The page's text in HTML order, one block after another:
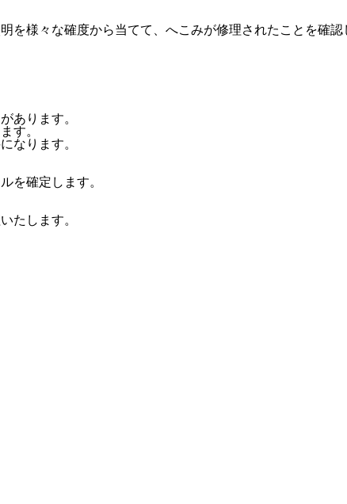
を様々な確度から当てて、へこみが修理されたことを確認
あります。
す。
なります。
を確定します。
たします。